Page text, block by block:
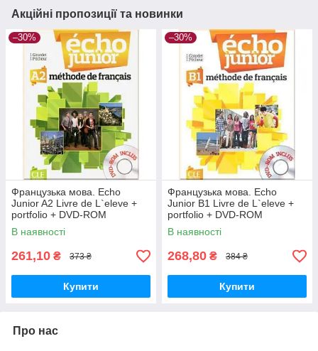
Акційні пропозиції та новинки
–30%
Французька мова. Echo
Junior A2 Livre de L`eleve +
portfolio + DVD-ROM
В наявності
261,10 ₴ 373 ₴
Купити
–30%
Французька мова. Echo
Junior B1 Livre de L`eleve +
portfolio + DVD-ROM
В наявності
268,80 ₴ 384 ₴
Купити
Про нас